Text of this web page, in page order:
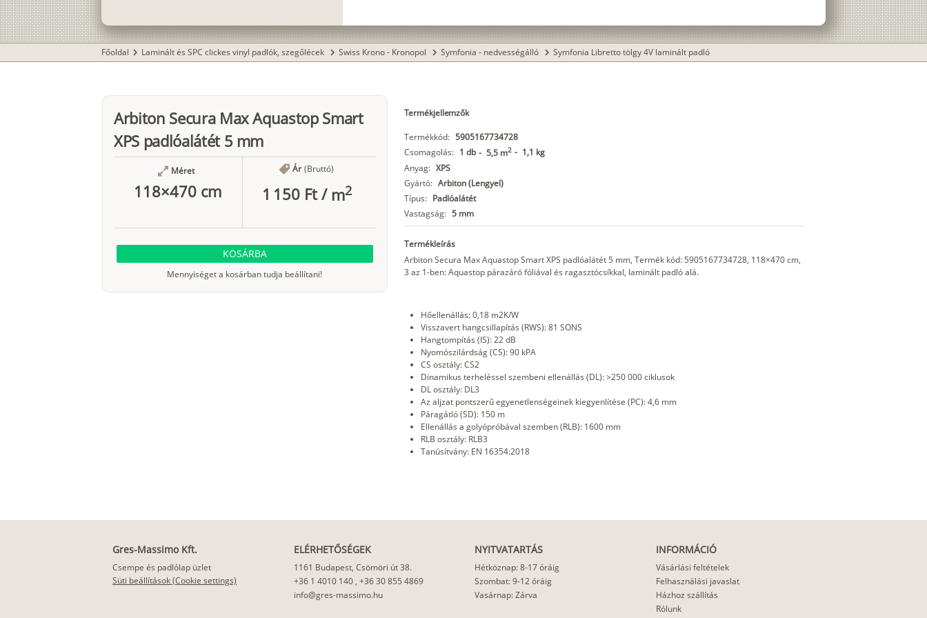
Főoldal chevron_right Laminált és SPC clickes vinyl padlók, szegőlécek chevron_right Swiss Krono - Kronopol chevron_right Symfonia - nedvességálló chevron_right Symfonia Libretto tölgy 4V laminált padló
Arbiton Secura Max Aquastop Smart
XPS padlóalátét 5 mm
Méret
118×470 cm
Ár (Bruttó)
1 150 Ft/ m2
KOSÁRBA
Mennyiséget a kosárban tudja beállítani!
Termékjellemzők
Termékkód: 5905167734728
Csomagolás: 1 db - 5,5 m2 - 1,1 kg
Anyag: XPS
Gyártó: Arbiton (Lengyel)
Típus: Padlóalátét
Vastagság: 5 mm
Termékleírás
Arbiton Secura Max Aquastop Smart XPS padlóalátét 5 mm, Termék kód: 5905167734728, 118×470 cm,
3 az 1-ben: Aquastop párazáró fóliával és ragasztócsíkkal, laminált padló alá.
Hőellenállás: 0,18 m2K/W
Visszavert hangcsillapítás (RWS): 81 SONS
Hangtompítás (IS): 22 dB
Nyomószilárdság (CS): 90 kPA
CS osztály: CS2
Dinamikus terheléssel szembeni ellenállás (DL): >250 000 ciklusok
DL osztály: DL3
Az aljzat pontszerű egyenetlenségeinek kiegyenlítése (PC): 4,6 mm
Páragátló (SD): 150 m
Ellenállás a golyópróbával szemben (RLB): 1600 mm
RLB osztály: RLB3
Tanúsítvány: EN 16354:2018
Gres-Massimo Kft.
Csempe és padlólap üzlet
Süti beállítások (Cookie settings)
ELÉRHETŐSÉGEK
1161 Budapest, Csömöri út 38.
+36 1 4010 140, +36 30 855 4869
info@gres-massimo.hu
NYITVATARTÁS
Hétköznap: 8-17 óráig
Szombat: 9-12 óráig
Vasárnap: Zárva
INFORMÁCIÓ
Vásárlási feltételek
Felhasználási javaslat
Házhoz szállítás
Rólunk